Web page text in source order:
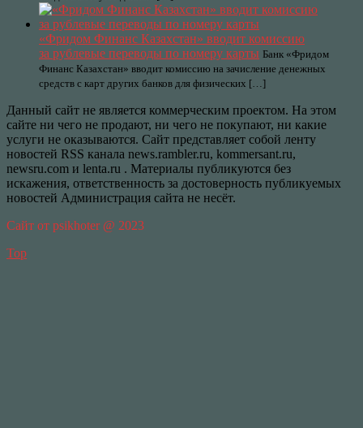
«Фридом Финанс Казахстан» вводит комиссию
за рублевые переводы по номеру карты Банк «Фридом
Финанс Казахстан» вводит комиссию на зачисление денежных
средств с карт других банков для физических […]
Данный сайт не является коммерческим проектом. На этом
сайте ни чего не продают, ни чего не покупают, ни какие
услуги не оказываются. Сайт представляет собой ленту
новостей RSS канала news.rambler.ru, kommersant.ru,
newsru.com и lenta.ru . Материалы публикуются без
искажения, ответственность за достоверность публикуемых
новостей Администрация сайта не несёт.
Сайт от psikhoter @ 2023
Top